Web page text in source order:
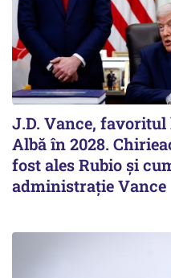
J.D. Vance,
Albă în 2028.
fost ales Rubio și
administrație Vance